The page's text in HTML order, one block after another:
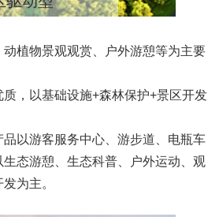
动植物景观观赏、户外游憩等为主要
质，以基础设施+森林保护+景区开发
品以游客服务中心、游步道、电瓶车
态游憩、生态科普、户外运动、观
为主。